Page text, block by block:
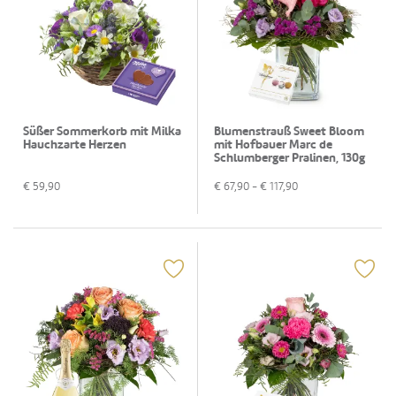
Süßer Sommerkorb mit Milka
Hauchzarte Herzen
€ 59,90
Blumenstrauß Sweet Bloom
mit Hofbauer Marc de
Schlumberger Pralinen, 130g
€ 67,90 - € 117,90